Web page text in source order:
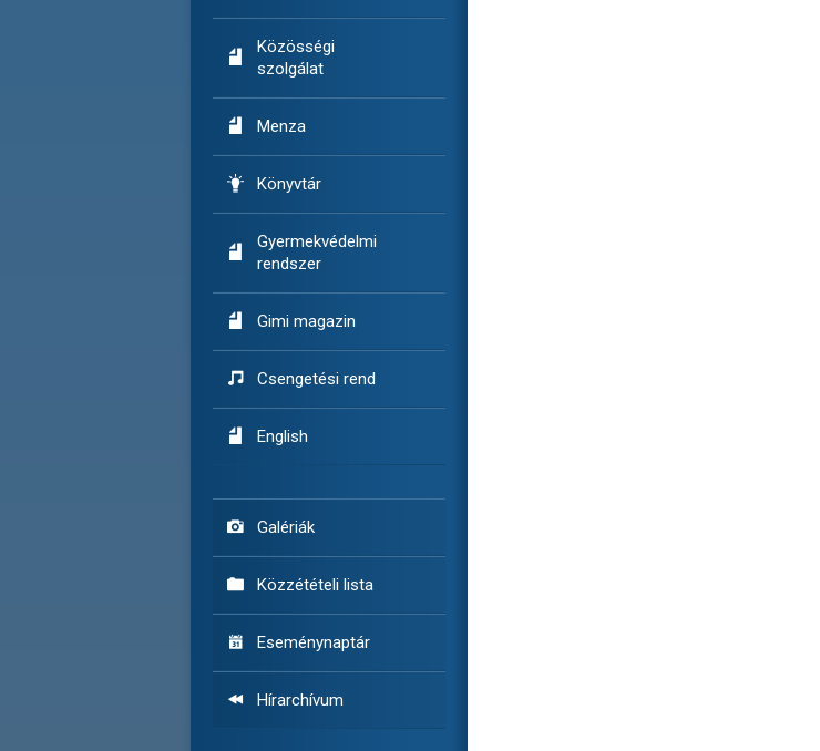

Közösségi
szolgálat
 Menza
 Könyvtár

Gyermekvédelmi
rendszer
 Gimi magazin
 Csengetési rend
 English
 Galériák
 Közzétételi lista
 Eseménynaptár
 Hírarchívum